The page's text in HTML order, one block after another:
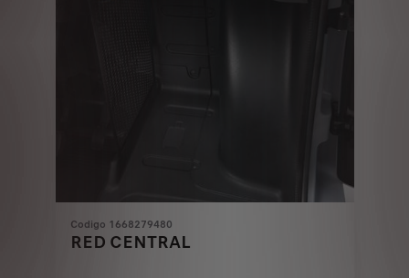
Codigo 1668279480
RED CENTRAL